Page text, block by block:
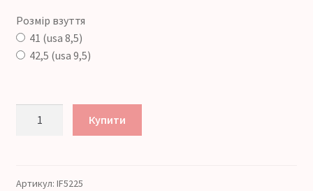
Розмір взуття
41 (usa 8,5)
42,5 (usa 9,5)
(Артикул
Купити
Артикул: IF5225